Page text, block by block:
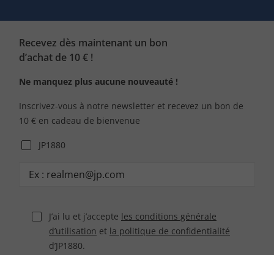
Recevez dès maintenant un bon
d’achat de 10 € !
Ne manquez plus aucune nouveauté !
Inscrivez-vous à notre newsletter et recevez un bon de
10 € en cadeau de bienvenue
JP1880
J’ai lu et j’accepte les conditions générale
d’utilisation et la politique de confidentialité
d’JP1880.